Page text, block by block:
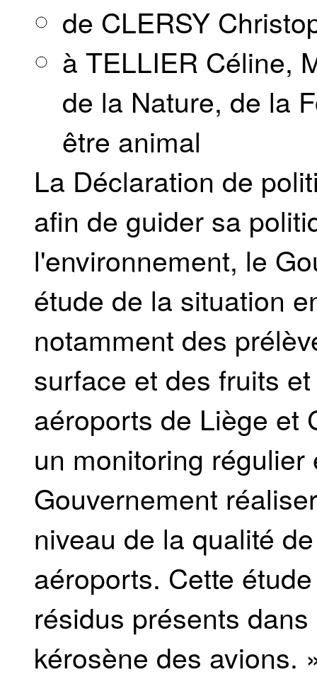
de CLERSY
à TELLIER Céline,
de la Nature, de la
être animal
La Déclaration de
afin de guider sa
l'environnement, le
étude de la situation
notamment des
surface et des fruits
aéroports de Liège et
un monitoring
Gouvernement
niveau de la qualité
aéroports. Cette
résidus présents
kérosène des avions.